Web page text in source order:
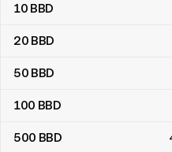
10 BBD
20 BBD
50 BBD
100 BBD
500 BBD